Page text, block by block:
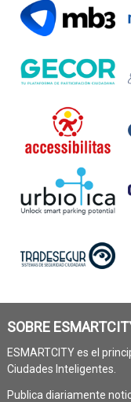
SOBRE
ESMARTCITY es el
Ciudades Inteligentes.
Publica diariamente